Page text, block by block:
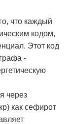
что каждый
кодом,
Этот код
-
через
как сефирот